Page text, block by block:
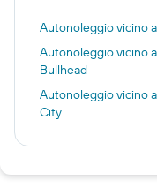
Autonoleggio vicino
Autonoleggio vicino
Bullhead
Autonoleggio vicino
City